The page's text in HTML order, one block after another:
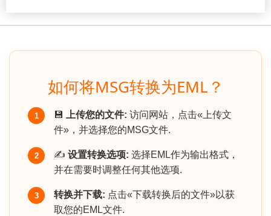
如何将MSG转换为EML？
1 💾 上传您的文件: 访问网站，点击«上传文
件»，并选择您的MSG文件.
2 ✍️ 设置转换选项: 选择EML作为输出格式，
并在需要时调整任何其他选项.
3 转换并下载: 点击«下载转换后的文件»以获
取您的EML文件.